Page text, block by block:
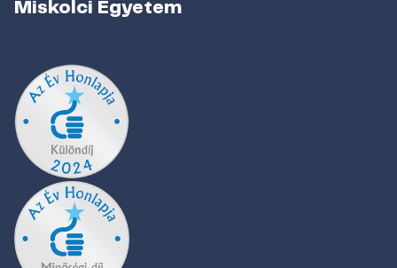
Miskolci Egyetem